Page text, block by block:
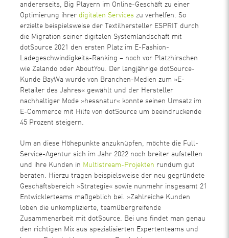
andererseits, Big Playern im Online-Geschäft zu einer
Optimierung ihrer digitalen Services zu verhelfen. So
erzielte beispielsweise der Textilhersteller ESPRIT durch
die Migration seiner digitalen Systemlandschaft mit
dotSource 2021 den ersten Platz im E-Fashion-
Ladegeschwindigkeits-Ranking – noch vor Platzhirschen
wie Zalando oder AboutYou. Der langjährige dotSource-
Kunde BayWa wurde von Branchen-Medien zum »E-
Retailer des Jahres« gewählt und der Hersteller
nachhaltiger Mode »hessnatur« konnte seinen Umsatz im
E-Commerce mit Hilfe von dotSource um beeindruckende
45 Prozent steigern.
Um an diese Höhepunkte anzuknüpfen, möchte die Full-
Service-Agentur sich im Jahr 2022 noch breiter aufstellen
und ihre Kunden in Multistream-Projekten rundum gut
beraten. Hierzu tragen beispielsweise der neu gegründete
Geschäftsbereich »Strategie« sowie nunmehr insgesamt 21
Entwicklerteams maßgeblich bei. »Zahlreiche Kunden
loben die unkomplizierte, teamübergreifende
Zusammenarbeit mit dotSource. Bei uns findet man genau
den richtigen Mix aus spezialisierten Expertenteams und